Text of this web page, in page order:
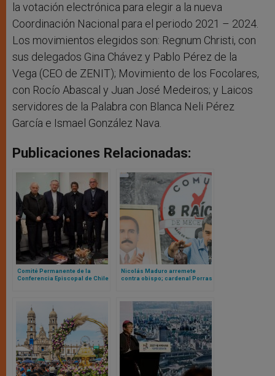
la votación electrónica para elegir a la nueva
Coordinación Nacional para el periodo 2021 – 2024.
Los movimientos elegidos son: Regnum Christi, con
sus delegados Gina Chávez y Pablo Pérez de la
Vega (CEO de ZENIT); Movimiento de los Focolares,
con Rocío Abascal y Juan José Medeiros; y Laicos
servidores de la Palabra con Blanca Neli Pérez
García e Ismael González Nava.
Publicaciones Relacionadas:
Comité Permanente de la
Conferencia Episcopal de Chile
Nicolás Maduro arremete
contra obispo; cardenal Porras
venezolanos